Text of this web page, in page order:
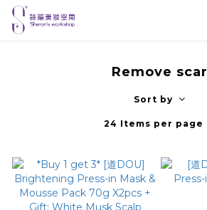
Remove scar
Sort by
24 Items per page